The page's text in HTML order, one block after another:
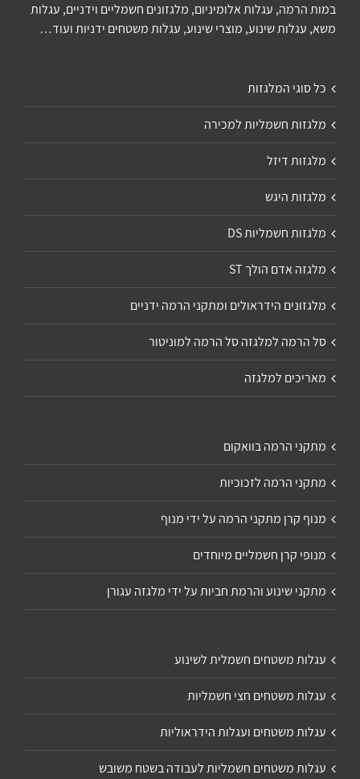
במות הרמה, עגלות אלומיניום, מלגזונים חשמליים וידניים, עגלות
משא, עגלות שינוע, מוצרי שינוע, עגלות משטחים ידניות ועוד…
כל סוגי המלגזות
מלגזות חשמליות למכירה
מלגזות דיזל
מלגזות היגש
מלגזות חשמליות DS
מלגזה אדם הולך ST
מלגזונים הידראולים ומתקני הרמה ידניים
סל הרמה למלגזה סל הרמה למוניטור
מאריכים למלגזה
מתקני הרמה בוואקום
מתקני הרמה לזכוכיות
מנוף קרן מתקני הרמה על ידי מנוף
מנופי קרן חשמליים מיוחדים
מתקני שינוע והרמת חביות על ידי מלגזה עגורן
עגלות משטחים חשמלית לשינוע
עגלות משטחים חצי חשמליות
עגלות משטחים ועגלות הידראוליות
עגלות משטחים חשמליות לעבודה בשטח משובש